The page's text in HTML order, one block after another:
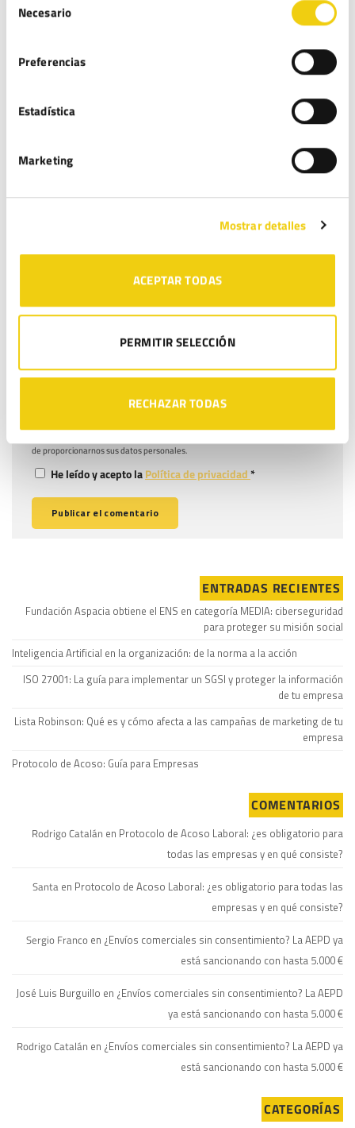
Necesario
Preferencias
Estadística
Marketing
Mostrar detalles
ACEPTAR TODAS
PERMITIR SELECCIÓN
RECHAZAR TODAS
Correo electrónico
Guarda mi nombre, correo electrónico y web en este
navegador para la próxima vez que comente.
LEGITEC moderará sus comentarios y podrá o no dar respuesta a los mismos.
de sus datos, de limitación y oposición a su tratamiento, en la dirección de
correo electrónicoinfo@legitec.com. Lea lapolítica de privacidadantes
de proporcionarnos sus datos personales.
He leído y acepto laPolítica de privacidad*
ENTRADAS RECIENTES
Fundación Aspacia obtiene el ENS en categoría MEDIA: ciberseguridad
para proteger su misión social
Inteligencia Artificial en la organización: de la norma a la acción
ISO 27001: La guía para implementar un SGSI y proteger la información
de tu empresa
Lista Robinson: Qué es y cómo afecta a las campañas de marketing de tu
empresa
Protocolo de Acoso: Guía para Empresas
COMENTARIOS
Rodrigo Catalán en Protocolo de Acoso Laboral: ¿es obligatorio para
todas las empresas y en qué consiste?
Santa en Protocolo de Acoso Laboral: ¿es obligatorio para todas las
empresas y en qué consiste?
Sergio Franco en ¿Envíos comerciales sin consentimiento? La AEPD ya
está sancionando con hasta 5.000 €
José Luis Burguillo en ¿Envíos comerciales sin consentimiento? La AEPD
ya está sancionando con hasta 5.000 €
Rodrigo Catalán en ¿Envíos comerciales sin consentimiento? La AEPD ya
está sancionando con hasta 5.000 €
CATEGORÍAS